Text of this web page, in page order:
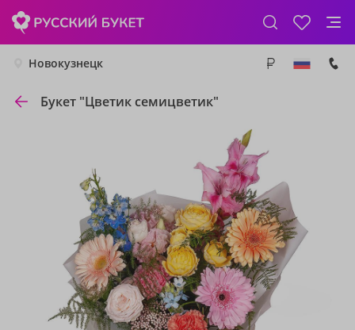
Новокузнецк
Букет "Цветик семицветик"